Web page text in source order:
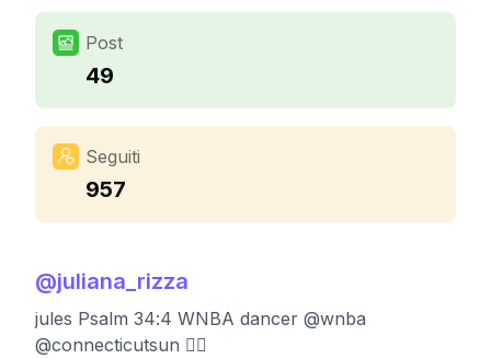
Post
49
Seguiti
957
@juliana_rizza
jules Psalm 34:4 WNBA dancer @wnba
@connecticutsun ❤️‍🔥